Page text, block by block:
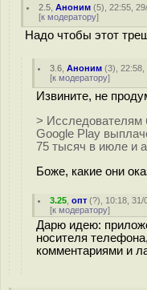
2.5 ,Аноним (5), 22:55,
[к модератору]
Надо чтобы этот
3.6 ,Аноним (3), 22:58,
[к модератору]
Извините, не
> Исследователям
Google Play
75 тысяч в июле и
Боже, какие они
3.25 ,опт (?), 10:18, 31/
[к модератору]
Дарю идею:
носителя
комментариями и